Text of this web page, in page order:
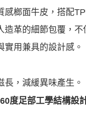
感榔面牛皮，搭配
造革的細節包覆，
實用兼具的設計感。
長，減緩異味產生。
度足部工學結構設